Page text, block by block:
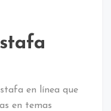
en línea que
en temas